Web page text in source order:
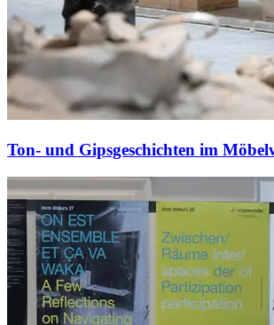
Ton- und Gipsgeschichten im